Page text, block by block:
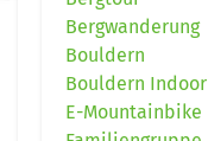
Bergwanderung
Bouldern
Bouldern Indoor
E-Mountainbike